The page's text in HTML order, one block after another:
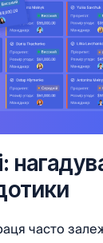
часто